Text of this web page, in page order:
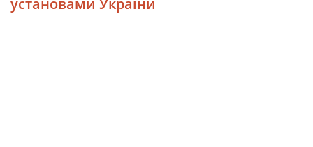
установами України